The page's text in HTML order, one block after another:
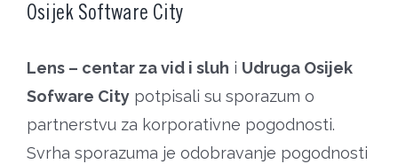
Osijek Software City
Lens – centar za vid i sluh i Udruga Osijek
Sofware City potpisali su sporazum o
partnerstvu za korporativne pogodnosti.
Svrha sporazuma je odobravanje pogodnosti